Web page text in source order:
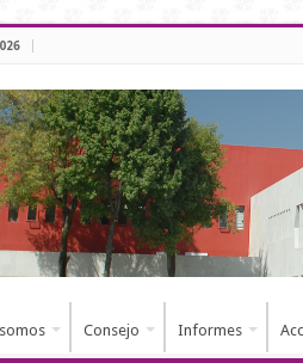
Consejo Informes